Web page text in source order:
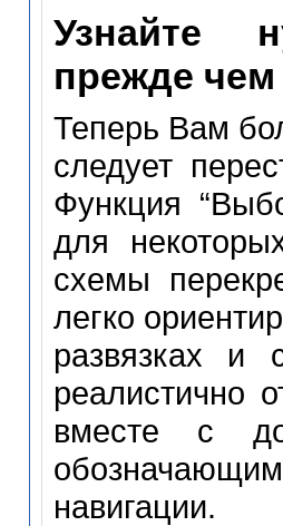
Узнайте
прежде
Теперь Вам
следует
Функция
для
схемы
легко
развязках и
реалистично
вместе с
навигации.